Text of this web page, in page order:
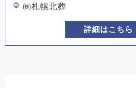
㈱札幌北葬
詳細はこちら